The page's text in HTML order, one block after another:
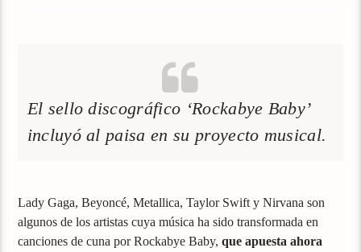
El sello discográfico ‘Rockabye Baby’
incluyó al paisa en su proyecto musical.
Lady Gaga, Beyoncé, Metallica, Taylor Swift y Nirvana son
algunos de los artistas cuya música ha sido transformada en
canciones de cuna por Rockabye Baby,que apuesta ahora